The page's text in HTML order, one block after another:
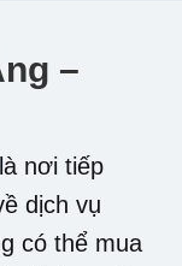
–
là nơi tiếp
dịch vụ
có thể mua